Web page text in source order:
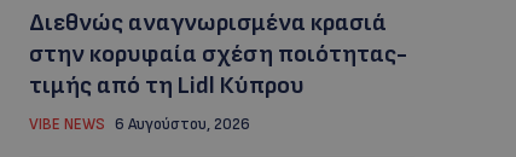
Διεθνώς αναγνωρισμένα κρασιά
στην κορυφαία σχέση ποιότητας-
τιμής από τη Lidl Κύπρου
VIBE NEWS 6 Αυγούστου, 2026